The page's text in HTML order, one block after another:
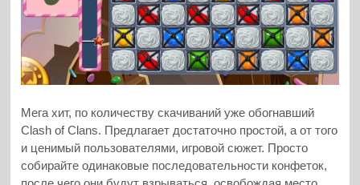
Мега хит, по количеству скачиваний уже обогнавший
Clash of Clans. Предлагает достаточно простой, а от того
и ценимый пользователями, игровой сюжет. Просто
собирайте одинаковые последовательности конфеток,